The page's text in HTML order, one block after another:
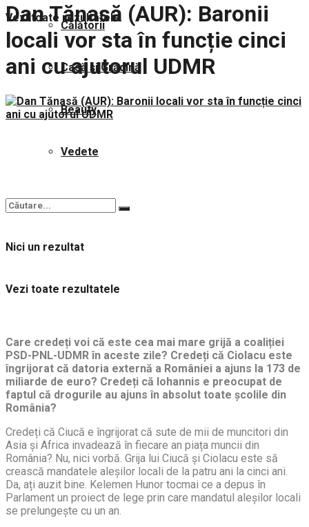
Călătorii
Casă și Grădină
Beauty
Vedete
Nici un rezultat
Vezi toate rezultatele
Vezi toate rezultatele
Dan Tănasă (AUR): Baronii
locali vor sta în funcție cinci
ani cu ajutorul UDMR
Care credeți voi că este cea mai mare grijă a coaliției
PSD-PNL-UDMR în aceste zile? Credeți că Ciolacu este
îngrijorat că datoria externă a României a ajuns la 173 de
miliarde de euro? Credeți că Iohannis e preocupat de
faptul că drogurile au ajuns în absolut toate școlile din
România?
Credeți că Ciucă e îngrijorat că sute de mii de muncitori din
Asia și Africa invadează în fiecare an piața muncii din
România? Nu, nici vorbă. Grija lui Ciucă și Ciolacu este să
crească mandatele aleșilor locali de la patru ani la cinci ani.
Da, ați auzit bine. Kelemen Hunor tocmai ce a depus în
Parlament un proiect de lege prin care mandatul aleșilor locali
se prelungește cu un an.